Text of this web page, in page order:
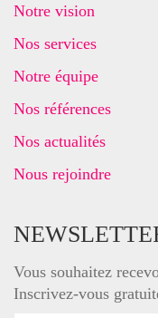
Notre vision
Nos services
Notre équipe
Nos références
Nos actualités
Nous rejoindre
Vous souhaitez
Inscrivez-vous